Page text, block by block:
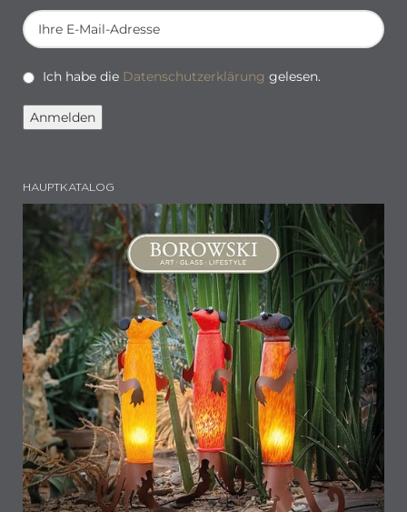
Ich habe die Datenschutzerklärung gelesen.
HAUPTKATALOG